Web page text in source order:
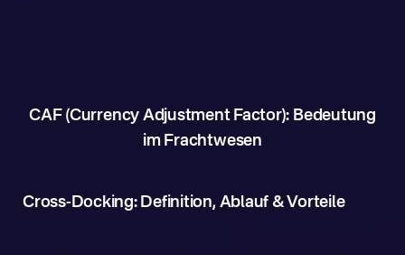
CAF (Currency Adjustment Factor): Bedeutung
im Frachtwesen
Cross-Docking: Definition, Ablauf & Vorteile